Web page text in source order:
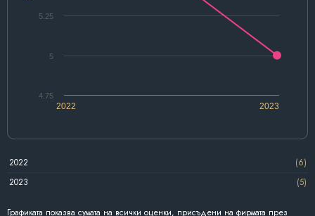
2022 2023
4.75
5
5.25
2022
(6)
2023
(5)
Графиката показва сумата на всички оценки, присъдени на фирмата през